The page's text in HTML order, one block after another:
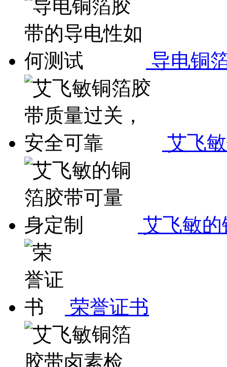
导电铜
艾飞
艾飞敏
荣誉证书